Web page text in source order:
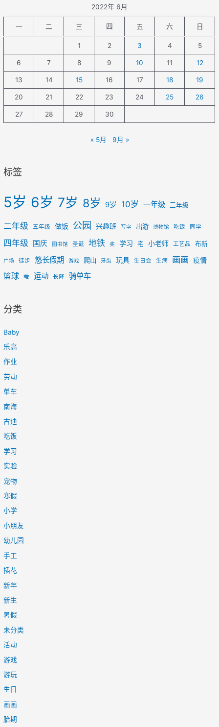
2022年 6月
一 二 三 四 五 六 日
1 2 3 4 5
6 7 8 9 10 11 12
13 14 15 16 17 18 19
20 21 22 23 24 25 26
27 28 29 30
« 5月 9月 »
标签
5岁 6岁 7岁 8岁 9岁 10岁 一年级 三年级
二年级 五年级 做饭 公园 兴趣班 写字 出游 博物馆 吃饭 同学
四年级 国庆 图书馆 圣诞 地铁 奖 学习 宅 小老师 工艺品 布新
广场 徒步 悠长假期 游戏 爬山 牙齿 玩具 生日会 生病 画画 疫情
篮球 蚕 运动 长隆 骑单车
分类
Baby
乐高
作业
劳动
单车
南海
古迪
吃饭
学习
实验
宠物
寒假
小学
小朋友
幼儿园
手工
插花
新年
新生
暑假
未分类
活动
游戏
游玩
生日
画画
胎期